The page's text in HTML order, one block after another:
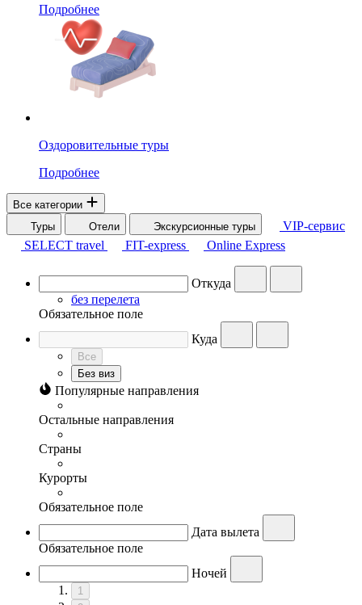
Подробнее
Оздоровительные туры
Подробнее
Все категории
Туры
Отели Экскурсионные туры
VIP-сервис
SELECT travel
FIT-express Online Express
Откуда
без перелета
Обязательное поле
Куда
Все
Без виз
Популярные направления
Остальные направления
Страны
Курорты
Обязательное поле
Дата вылета
Обязательное поле
Ночей
1